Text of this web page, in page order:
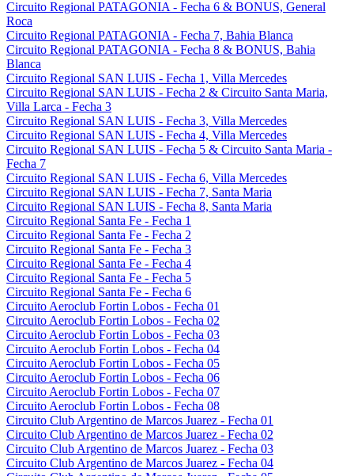
Circuito Regional PATAGONIA - Fecha 6 & BONUS, General
Roca
Circuito Regional PATAGONIA - Fecha 7, Bahia Blanca
Circuito Regional PATAGONIA - Fecha 8 & BONUS, Bahia
Blanca
Circuito Regional SAN LUIS - Fecha 1, Villa Mercedes
Circuito Regional SAN LUIS - Fecha 2 & Circuito Santa Maria,
Villa Larca - Fecha 3
Circuito Regional SAN LUIS - Fecha 3, Villa Mercedes
Circuito Regional SAN LUIS - Fecha 4, Villa Mercedes
Circuito Regional SAN LUIS - Fecha 5 & Circuito Santa Maria -
Fecha 7
Circuito Regional SAN LUIS - Fecha 6, Villa Mercedes
Circuito Regional SAN LUIS - Fecha 7, Santa Maria
Circuito Regional SAN LUIS - Fecha 8, Santa Maria
Circuito Regional Santa Fe - Fecha 1
Circuito Regional Santa Fe - Fecha 2
Circuito Regional Santa Fe - Fecha 3
Circuito Regional Santa Fe - Fecha 4
Circuito Regional Santa Fe - Fecha 5
Circuito Regional Santa Fe - Fecha 6
Circuito Aeroclub Fortin Lobos - Fecha 01
Circuito Aeroclub Fortin Lobos - Fecha 02
Circuito Aeroclub Fortin Lobos - Fecha 03
Circuito Aeroclub Fortin Lobos - Fecha 04
Circuito Aeroclub Fortin Lobos - Fecha 05
Circuito Aeroclub Fortin Lobos - Fecha 06
Circuito Aeroclub Fortin Lobos - Fecha 07
Circuito Aeroclub Fortin Lobos - Fecha 08
Circuito Club Argentino de Marcos Juarez - Fecha 01
Circuito Club Argentino de Marcos Juarez - Fecha 02
Circuito Club Argentino de Marcos Juarez - Fecha 03
Circuito Club Argentino de Marcos Juarez - Fecha 04